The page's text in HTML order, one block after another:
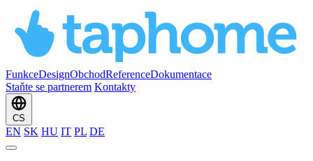
FunkceDesignObchodReferenceDokumentace
Staňte se partnerem Kontakty
CS
EN SK HU IT PL DE